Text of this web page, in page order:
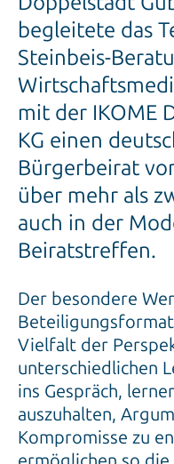
begleitete das
Steinbeis-
mit der IKOME
KG einen
Bürgerbeirat
über mehr als
auch in der
Beiratstreffen.
Der besondere
Vielfalt der
unterschiedlichen
ins Gespräch,
auszuhalten,
Kompromisse zu